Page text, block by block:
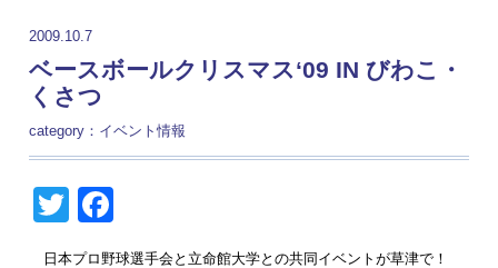
2009.10.7
ベースボールクリスマス‘09 IN びわこ・
くさつ
category： イベント情報
TwitterFacebook
日本プロ野球選手会と立命館大学との共同イベントが草津で！